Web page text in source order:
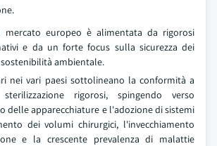
mercato europeo è alimentata da rigorosi
e da un forte focus sulla sicurezza dei
ambientale.
nei vari paesi sottolineano la conformità a
rigorosi, spingendo verso
delle apparecchiature e l'adozione di sistemi
dei volumi chirurgici, l'invecchiamento
e la crescente prevalenza di malattie